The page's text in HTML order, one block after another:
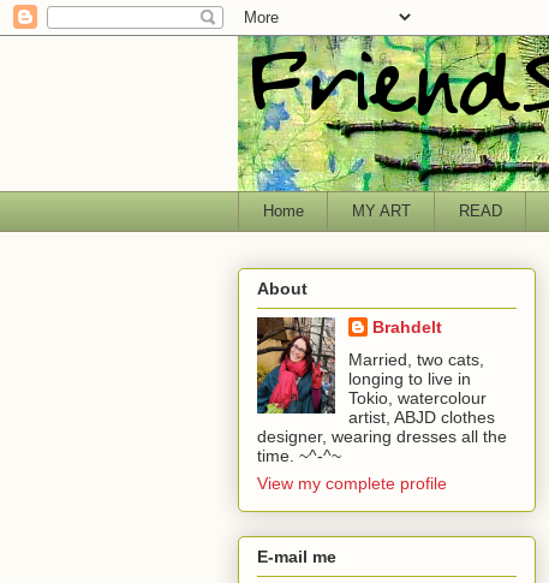
Home MY ART READ
About
Brahdelt
Married, two cats,
longing to live in
Tokio, watercolour
artist, ABJD clothes
designer, wearing dresses all the
time. ~^-^~
View my complete profile
E-mail me